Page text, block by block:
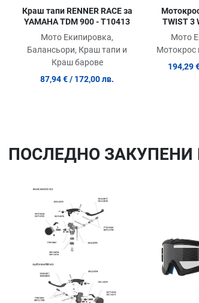
Краш тапи RENNER RACE за
YAMAHA TDM 900 - T10413
Мото Екипировка,
Балансьори, Краш тапи и
Краш барове
87,94 €/ 172,00 лв.
TWIST 3
Мото
Мотокрос
194,29
ПОСЛЕДНO
Quick View